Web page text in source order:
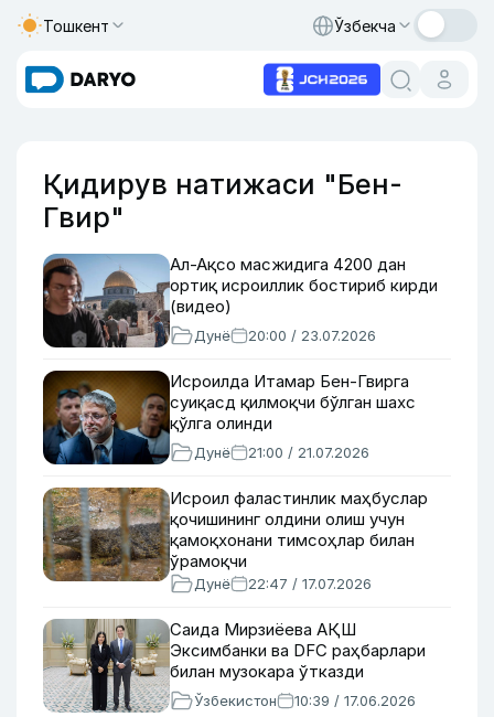
Тошкент Ўзбекча
Қидирув натижаси "Бен-
Гвир"
Ал-Ақсо масжидига 4200 дан
ортиқ исроиллик бостириб кирди
(видео)
Дунё 20:00 / 23.07.2026
Исроилда Итамар Бен-Гвирга
суиқасд қилмоқчи бўлган шахс
қўлга олинди
Дунё 21:00 / 21.07.2026
Исроил фаластинлик маҳбуслар
қочишининг олдини олиш учун
қамоқхонани тимсоҳлар билан
ўрамоқчи
Дунё 22:47 / 17.07.2026
Саида Мирзиёева АҚШ
Эксимбанки ва DFC раҳбарлари
билан музокара ўтказди
Ўзбекистон 10:39 / 17.06.2026